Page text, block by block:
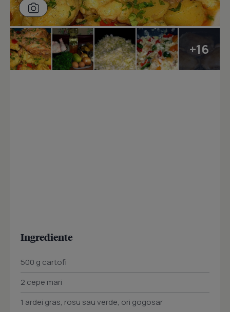
+16
Ingrediente
500 g cartofi
2 cepe mari
1 ardei gras, rosu sau verde, ori gogosar